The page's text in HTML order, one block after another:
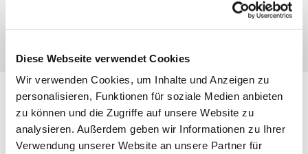
Diese Webseite verwendet Cookies
Wir verwenden Cookies, um Inhalte und Anzeigen zu
personalisieren, Funktionen für soziale Medien anbieten
zu können und die Zugriffe auf unsere Website zu
analysieren. Außerdem geben wir Informationen zu Ihrer
Verwendung unserer Website an unsere Partner für
Heilig Kreuz, Kirche, Malchower Weg 22-24,
13053 Berlin